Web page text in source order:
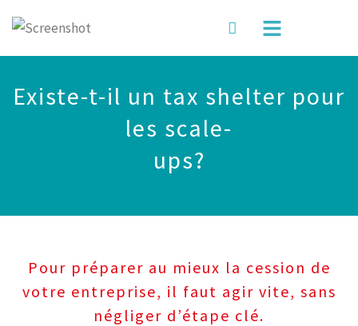
Existe-t-il un tax shelter pour
les scale-
ups?
Pour préparer au mieux la cession de
votre entreprise, il faut agir vite, sans
négliger d’étape clé.